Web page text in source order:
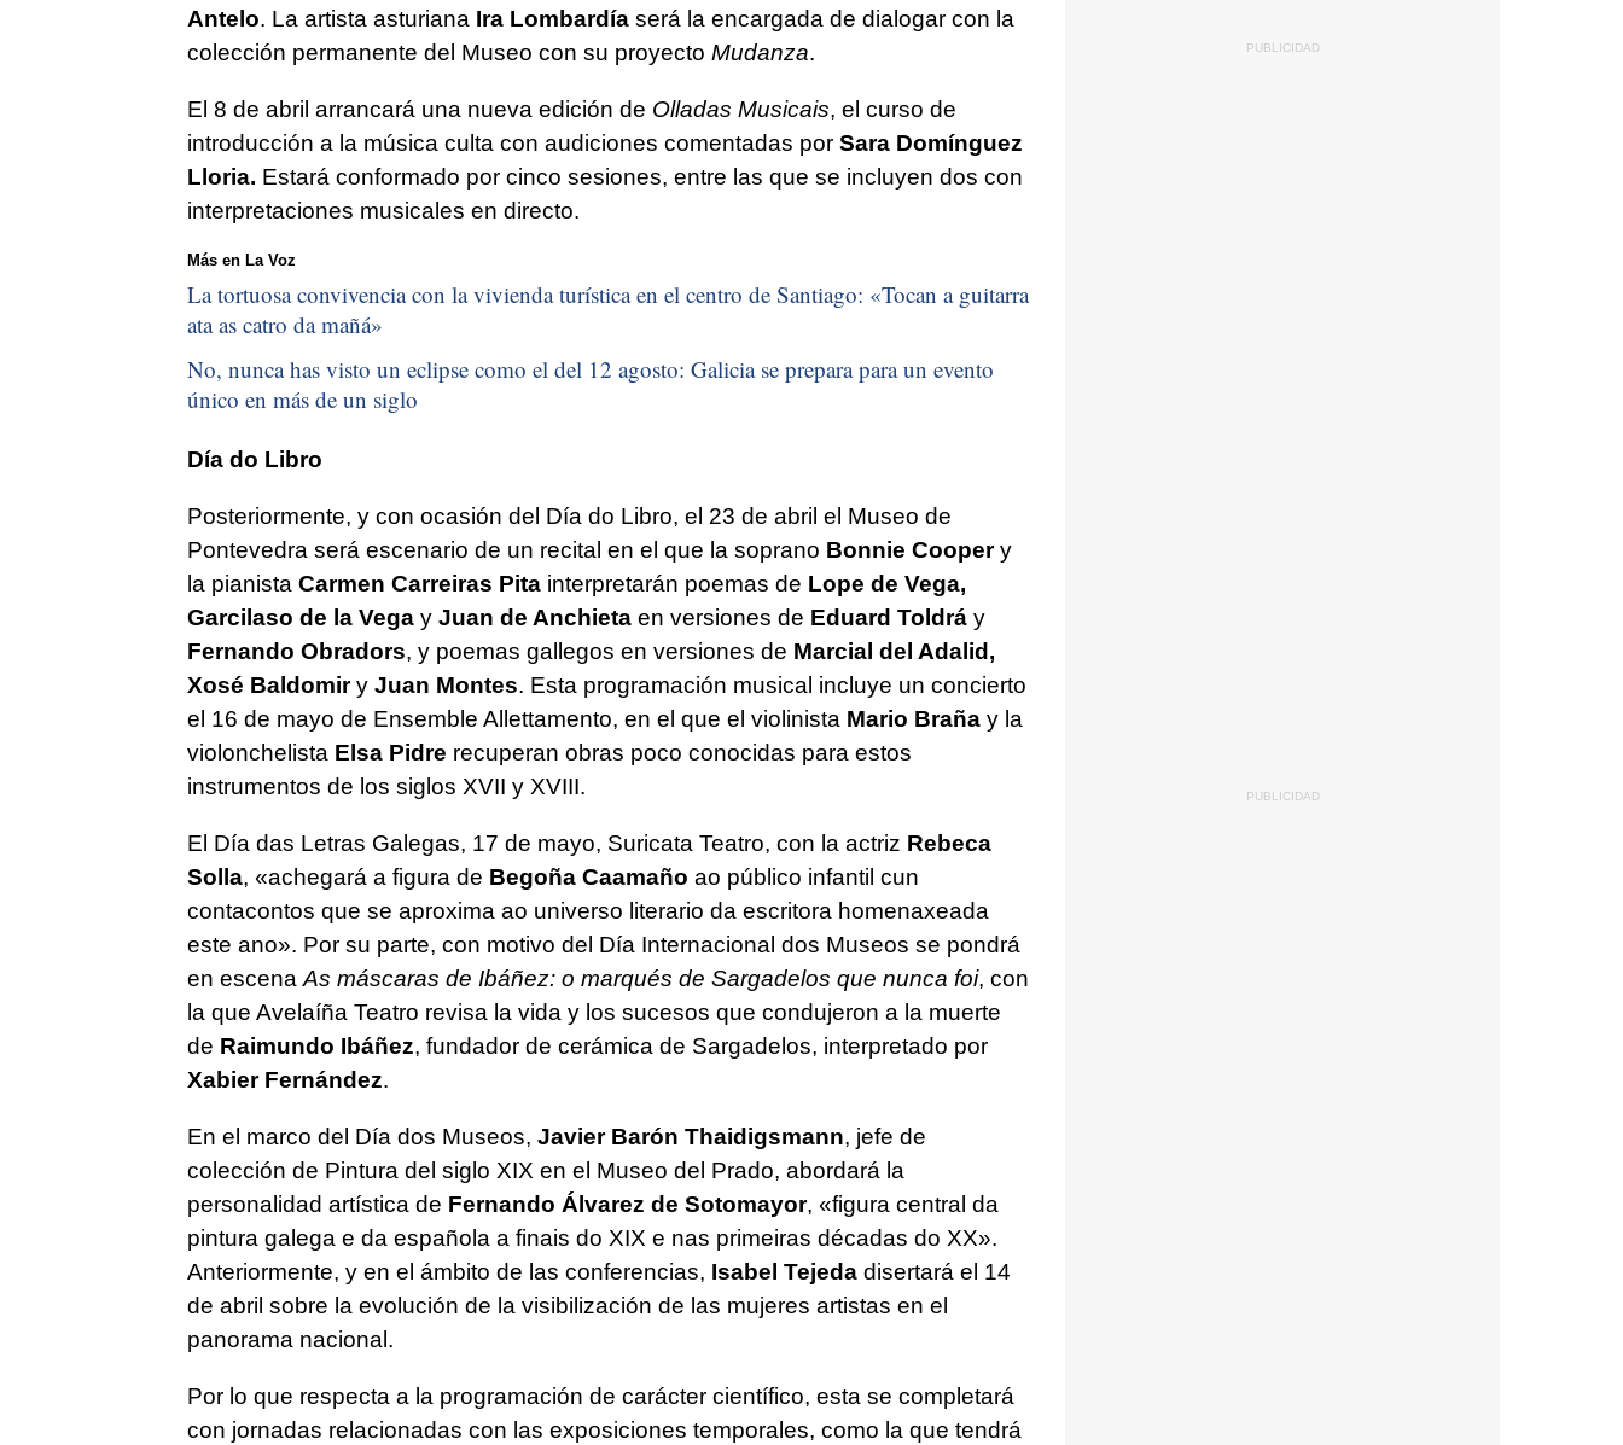
Antelo. La artista asturiana Ira Lombardíaserá la encargada de dialogar con la
colección permanente del Museo con su proyecto Mudanza.
El 8 de abril arrancará una nueva edición de Olladas Musicais, el curso de
introducción a la música culta con audiciones comentadas por Sara Domínguez
Lloria. Estará conformado por cinco sesiones, entre las que se incluyen dos con
interpretaciones musicales en directo.
Más en La Voz
La tortuosa convivencia con la vivienda turística en el centro de Santiago: «Tocan a guitarra
ata as catro da mañá»
No, nunca has visto un eclipse como el del 12 agosto: Galicia se prepara para un evento
único en más de un siglo
Día do Libro
Posteriormente, y con ocasión del Día do Libro, el 23 de abril el Museo de
Pontevedra será escenario de un recital en el que la soprano Bonnie Coopery
la pianistaCarmen Carreiras Pitainterpretarán poemas de Lope de Vega,
Garcilaso de la VegayJuan de Anchietaen versiones de Eduard Toldráy
Fernando Obradors, y poemas gallegos en versiones de Marcial del Adalid,
Xosé Baldomiry Juan Montes. Esta programación musical incluye un concierto
el 16 de mayo de Ensemble Allettamento, en el que el violinista Mario Brañay la
violonchelista Elsa Pidre recuperan obras poco conocidas para estos
instrumentos de los siglos XVII y XVIII.
El Día das Letras Galegas, 17 de mayo, Suricata Teatro, con la actriz Rebeca
Solla, «achegará a figura de Begoña Caamaño ao público infantil cun
contacontos que se aproxima ao universo literario da escritora homenaxeada
este ano». Por su parte, con motivo del Día Internacional dos Museos se pondrá
en escenaAs máscaras de Ibáñez: o marqués de Sargadelos que nunca foi, con
la que Avelaíña Teatro revisa la vida y los sucesos que condujeron a la muerte
de Raimundo Ibáñez, fundador de cerámica de Sargadelos, interpretado por
Xabier Fernández.
En el marco del Día dos Museos, Javier Barón Thaidigsmann, jefe de
colección de Pintura del siglo XIX en el Museo del Prado, abordará la
personalidad artística de Fernando Álvarez de Sotomayor, «figura central da
pintura galega e da española a finais do XIX e nas primeiras décadas do XX».
Anteriormente, y en el ámbito de las conferencias, Isabel Tejedadisertará el 14
de abril sobre la evolución de la visibilización de las mujeres artistas en el
panorama nacional.
Por lo que respecta a la programación de carácter científico, esta se completará
con jornadas relacionadas con las exposiciones temporales, como la que tendrá